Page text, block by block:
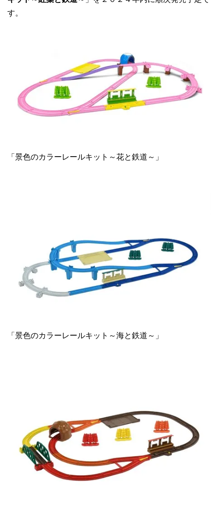
す。
「景色のカラーレールキット～花と鉄道～」
「景色のカラーレールキット～海と鉄道～」